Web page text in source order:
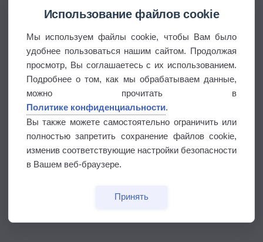
Использование файлов cookie
Мы используем файлы cookie, чтобы Вам было
удобнее пользоваться нашим сайтом. Продолжая
просмотр, Вы соглашаетесь с их использованием.
Подробнее о том, как мы обрабатываем данные,
можно прочитать в
Политике конфиденциальности.
Вы также можете самостоятельно ограничить или
полностью запретить сохранение файлов cookie,
изменив соответствующие настройки безопасности
в Вашем веб-браузере.
Принять